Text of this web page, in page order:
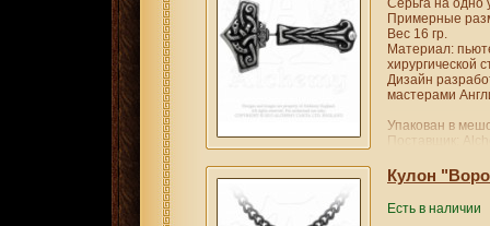
Серьга на одно
Примерные
Вес 16 гр.
Материал:
хирургической
Дизайн
мастерами
Упакован в
Поставщик:
Кулон
Есть в наличии